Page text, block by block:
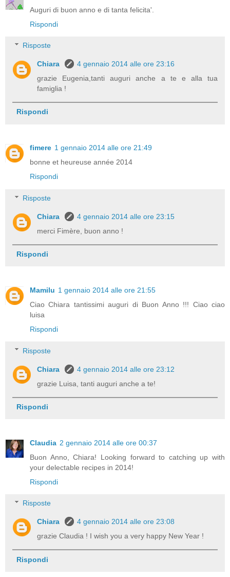
Auguri di buon anno e di tanta felicita'.
Rispondi
Risposte
Chiara
4 gennaio 2014 alle ore 23:16
grazie Eugenia,tanti auguri anche a te e alla tua
famiglia !
Rispondi
fimere 1 gennaio 2014 alle ore 21:49
bonne et heureuse année 2014
Rispondi
Risposte
Chiara
4 gennaio 2014 alle ore 23:15
merci Fimère, buon anno !
Rispondi
Mamilu 1 gennaio 2014 alle ore 21:55
Ciao Chiara tantissimi auguri di Buon Anno !!! Ciao ciao
luisa
Rispondi
Risposte
Chiara
4 gennaio 2014 alle ore 23:12
grazie Luisa, tanti auguri anche a te!
Rispondi
Claudia 2 gennaio 2014 alle ore 00:37
Buon Anno, Chiara! Looking forward to catching up with
your delectable recipes in 2014!
Rispondi
Risposte
Chiara
4 gennaio 2014 alle ore 23:08
grazie Claudia ! I wish you a very happy New Year !
Rispondi